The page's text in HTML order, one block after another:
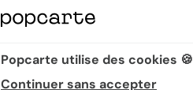
Popcarte utilise des cookies 🍪
Continuer sans accepter